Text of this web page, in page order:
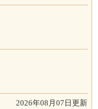
2026年08月07日更新